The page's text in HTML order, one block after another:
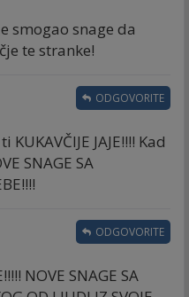
smogao snage da
te stranke!
JAJE!!!! Kad
SNAGE SA
ODGOVORITE
NOVE SNAGE SA
ODGOVORITE